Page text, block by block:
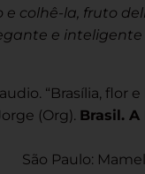
e colhê-la, fruto
e
“Brasília, flor
(Org). Brasil.
São Paulo: